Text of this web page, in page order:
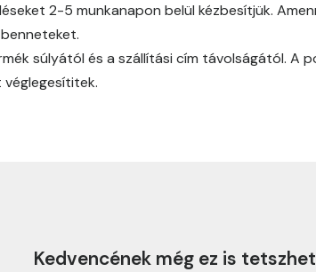
2-5 munkanapon belül kézbesítjük.
súlyától és a szállítási cím távolságától. A
Kedvencének még ez is